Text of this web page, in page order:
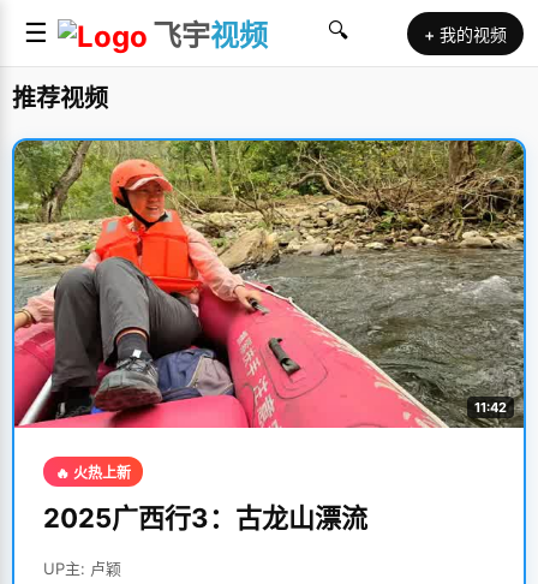
☰ 飞宇视频 🔍 + 我的视频
推荐视频
11:42
🔥 火热上新
2025广西行3：古龙山漂流
UP主: 卢颖